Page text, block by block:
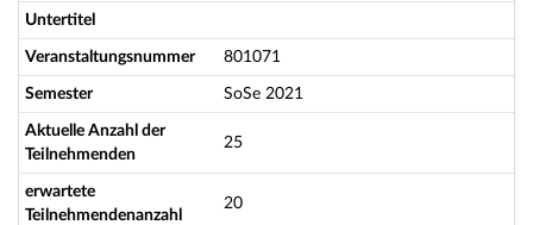
Untertitel
Veranstaltungsnummer 801071
Semester SoSe 2021
Aktuelle Anzahl der
Teilnehmenden
25
erwartete
Teilnehmendenanzahl
20